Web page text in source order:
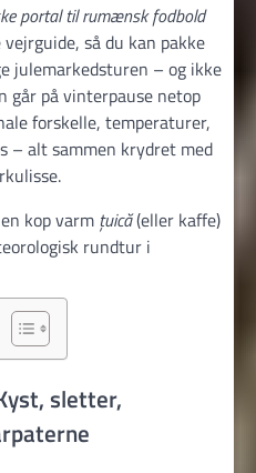
portal til rumænsk fodbold
så du kan pakke
julemarkedsturen – og ikke
går på vinterpause netop
forskelle, temperaturer,
– alt sammen krydret med
kop varm țuică(eller kaffe)
rundtur i
sletter,